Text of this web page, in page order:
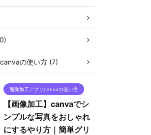
の使い方 (7)
画像加工アプリcanvaの使い方
【画像加工】canvaでシ
ンプルな写真をおしゃれ
にするやり方｜簡単グリ